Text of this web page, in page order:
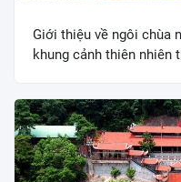
Giới thiệu về ngôi chùa
khung cảnh thiên nhiên